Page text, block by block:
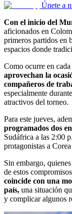
Únete a
Con el inicio del
aficionados en
primeros partidos en
espacios donde
Como ocurre en
aprovechan la
compañeros de
especialmente
atractivos del torneo.
Para este jueves,
programados dos
Sudáfrica a las 2:00
protagonistas a
Sin embargo,
de estos compromisos
coincide con una
país, una situación
y complicar algunos